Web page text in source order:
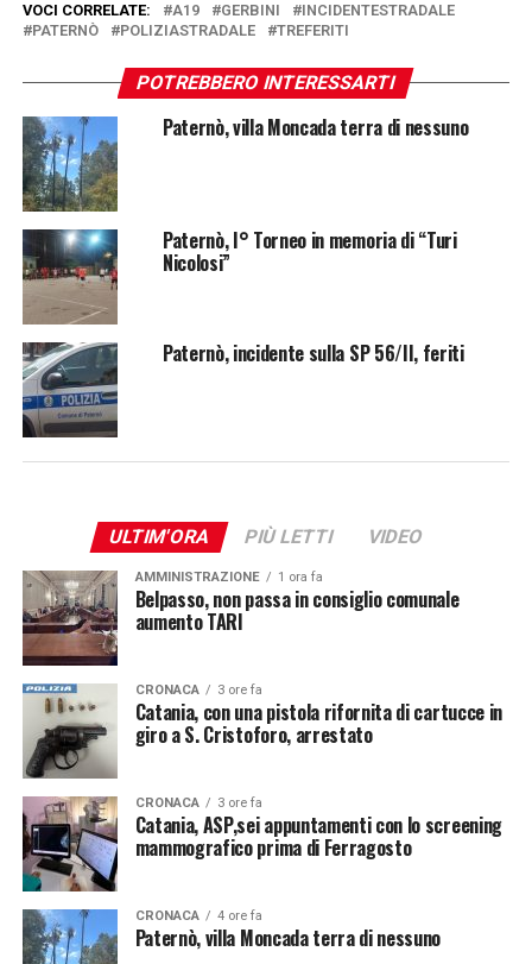
VOCI CORRELATE: A19 GERBINI
INCIDENTESTRADALE
PATERNÒ
POLIZIASTRADALE TREFERITI
POTREBBERO INTERESSARTI
Paternò, villa Moncada terra di nessuno
Paternò, I° Torneo in memoria di “Turi
Nicolosi”
Paternò, incidente sulla SP 56/II, feriti
ULTIM'ORA PIÙ LETTI VIDEO
AMMINISTRAZIONE 1 ora fa
Belpasso, non passa in consiglio comunale
aumento TARI
CRONACA 3 ore fa
Catania, con una pistola rifornita di cartucce in
giro a S. Cristoforo, arrestato
CRONACA 3 ore fa
Catania, ASP,sei appuntamenti con lo screening
mammografico prima di Ferragosto
CRONACA 4 ore fa
Paternò, villa Moncada terra di nessuno